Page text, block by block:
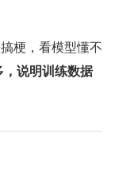
梗，看模型懂不
说明训练数据